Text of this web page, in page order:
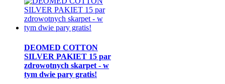
DEOMED COTTON
SILVER PAKIET 15 par
zdrowotnych skarpet - w
tym dwie pary gratis!